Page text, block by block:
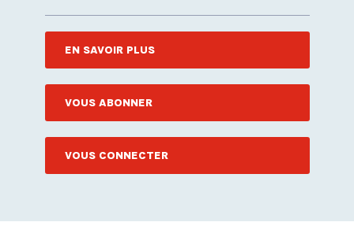
EN SAVOIR PLUS
VOUS ABONNER
VOUS CONNECTER